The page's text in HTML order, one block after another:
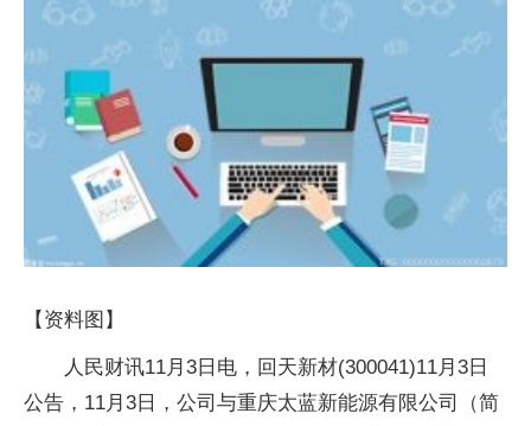
【资料图】
人民财讯11月3日电，回天新材(300041)11月3日
公告，11月3日，公司与重庆太蓝新能源有限公司（简